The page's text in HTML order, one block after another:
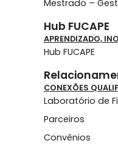
Mestrado –
Hub FUCAPE
APRENDIZADO,
Hub FUCAPE
CONEXÕES
Laboratório de
Parceiros
Convênios